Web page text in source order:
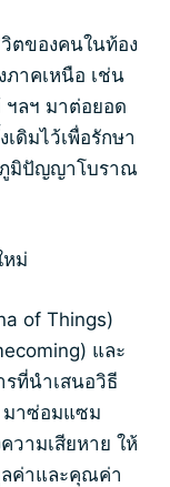
ตของคนในท้อง
าคเหนือ เช่น
ฯลฯ มาต่อยอด
เดิมไว้เพื่อรักษา
ภูมิปัญญาโบราณ
หม่
of Things)
และ
ที่นำเสนอวิธี
มาซ่อมแซม
วามเสียหาย ให้
ลค่าและคุณค่า